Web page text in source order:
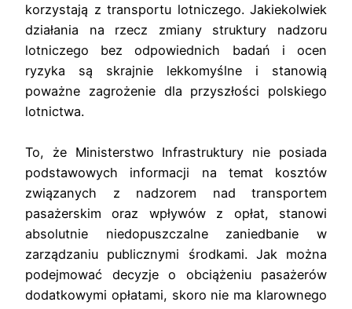
korzystają z transportu lotniczego. Jakiekolwiek
działania na rzecz zmiany struktury nadzoru
lotniczego bez odpowiednich badań i ocen
ryzyka są skrajnie lekkomyślne i stanowią
poważne zagrożenie dla przyszłości polskiego
lotnictwa.
To, że Ministerstwo Infrastruktury nie posiada
podstawowych informacji na temat kosztów
związanych z nadzorem nad transportem
pasażerskim oraz wpływów z opłat, stanowi
absolutnie niedopuszczalne zaniedbanie w
zarządzaniu publicznymi środkami. Jak można
podejmować decyzje o obciążeniu pasażerów
dodatkowymi opłatami, skoro nie ma klarownego